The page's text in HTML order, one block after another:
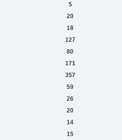
5
20
18
127
80
171
357
59
26
20
14
15